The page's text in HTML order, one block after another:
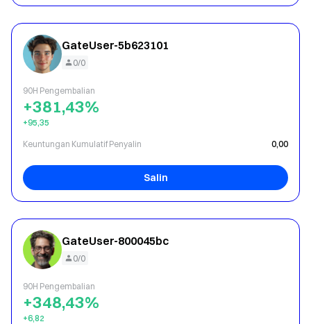
GateUser-5b623101
0/0
90H Pengembalian
+381,43%
+95,35
Keuntungan Kumulatif Penyalin 0,00
Salin
GateUser-800045bc
0/0
90H Pengembalian
+348,43%
+6,82